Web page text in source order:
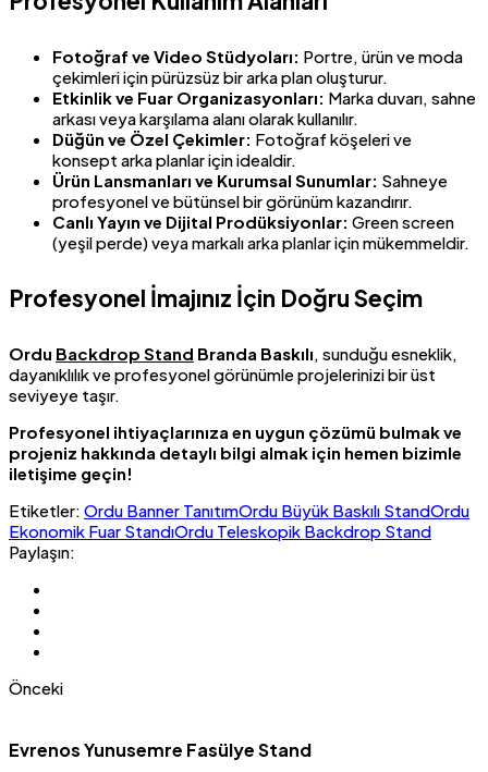
Fotoğraf ve Video Stüdyoları: Portre, ürün ve moda
çekimleri için pürüzsüz bir arka plan oluşturur.
Etkinlik ve Fuar Organizasyonları: Marka duvarı, sahne
arkası veya karşılama alanı olarak kullanılır.
Düğün ve Özel Çekimler: Fotoğraf köşeleri ve
konsept arka planlar için idealdir.
Ürün Lansmanları ve Kurumsal Sunumlar: Sahneye
profesyonel ve bütünsel bir görünüm kazandırır.
Canlı Yayın ve Dijital Prodüksiyonlar: Green screen
(yeşil perde) veya markalı arka planlar için mükemmeldir.
Profesyonel İmajınız İçin Doğru Seçim
Ordu Backdrop Stand Branda Baskılı, sunduğu esneklik,
dayanıklılık ve profesyonel görünümle projelerinizi bir üst
seviyeye taşır.
Profesyonel ihtiyaçlarınıza en uygun çözümü bulmak ve
projeniz hakkında detaylı bilgi almak için hemen bizimle
iletişime geçin!
Etiketler: Ordu Banner TanıtımOrdu Büyük Baskılı StandOrdu
Ekonomik Fuar StandıOrdu Teleskopik Backdrop Stand
Paylaşın:
Önceki
Evrenos Yunusemre Fasülye Stand